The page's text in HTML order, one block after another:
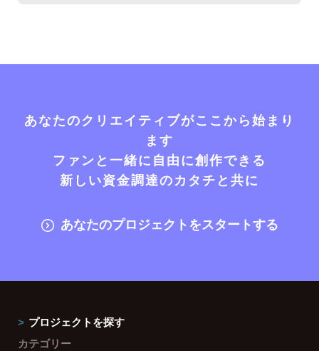
あなたのクリエイティブがここから始まり
ます
ファンと一緒に自由に創作できる
新しい資金調達のカタチと共に
あなたのプロジェクトをスタートする
プロジェクトを探す
カテゴリー